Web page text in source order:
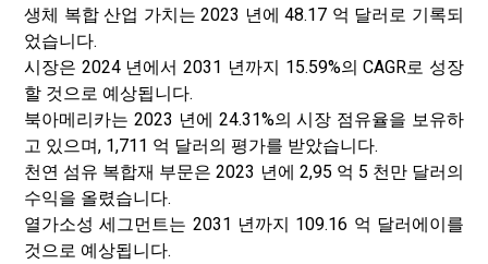
생체 복합 산업 가치는 2023 년에 48.17 억 달러로 기록되
었습니다.
시장은 2024 년에서 2031 년까지 15.59%의 CAGR로 성장
할 것으로 예상됩니다.
북아메리카는 2023 년에 24.31%의 시장 점유율을 보유하
고 있으며, 1,711 억 달러의 평가를 받았습니다.
천연 섬유 복합재 부문은 2023 년에 2,95 억 5 천만 달러의
수익을 올렸습니다.
열가소성 세그먼트는 2031 년까지 109.16 억 달러에이를
것으로 예상됩니다.